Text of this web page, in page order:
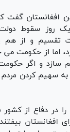
افغانستان گفت
روز سقوط
تقسیم و از هم
اما از حکومت می
سازد و اگر حکومت
سهیم کردن مردم
در دفاع از
افغانستان